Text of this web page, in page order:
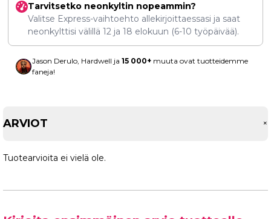
Tarvitsetko neonkyltin nopeammin?
Valitse Express-vaihtoehto allekirjoittaessasi ja saat
neonkylttisi välillä 12 ja 18 elokuun (6-10 työpäivää).
Jason Derulo, Hardwell ja 15 000+ muuta ovat tuotteidemme
faneja!
ARVIOT +
Tuotearvioita ei vielä ole.